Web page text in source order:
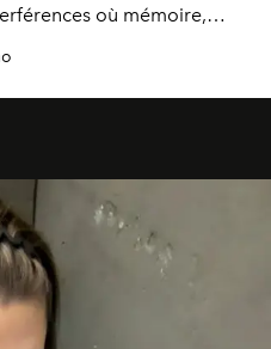
où mémoire,